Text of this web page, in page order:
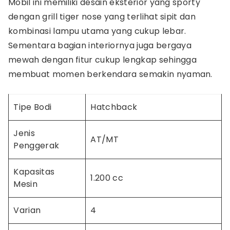
dengan grill tiger nose yang terlihat sipit dan
kombinasi lampu utama yang cukup lebar.
Sementara bagian interiornya juga bergaya
mewah dengan fitur cukup lengkap sehingga
membuat momen berkendara semakin nyaman.
Tipe Bodi Hatchback
Jenis
Penggerak
AT/MT
Kapasitas
Mesin
1.200 cc
Varian 4